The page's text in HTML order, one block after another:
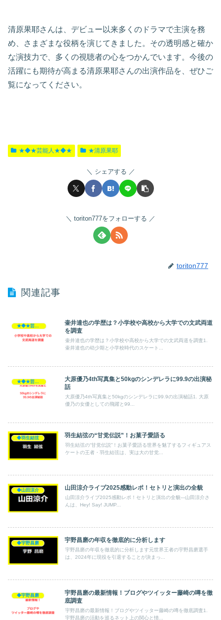
清原果耶さんは、デビュー以来多くのドラマで主演を務
め、さまざまな役柄を演じてきました。その透明感と確か
な演技力で、多くの視聴者の心をつかんでいます。今後の
活躍にも期待が高まる清原果耶さんの出演作品を、ぜひご
覧になってください。
★◆★芸能人★◆★ ★清原果耶
シェアする
toriton777をフォローする
toriton777
関連記事
壷井達也の学歴は？小学校や高校から大学での文武両道
を調査
壷井達也の学歴は？小学校や高校から大学での文武両道を調査1.
壷井達也の幼少期と小学校時代のスケート...
★◆★芸能人★◆★
大原優乃4th写真集と50kgのシンデレラに99.9の出演秘
話
大原優乃4th写真集と50kgのシンデレラに99.9の出演秘話1. 大原
優乃の女優としての飛躍と99...
◆羽生結弦 羽生結弦の“甘党伝説”！お菓子愛語る
羽生結弦の“甘党伝説”！お菓子愛語る世界を魅了するフィギュアス
ケートの王者・羽生結弦は、実は大の甘党...
◆山田涼介 山田涼介ライブ2025感動レポ！セトリと演出の全貌
山田涼介ライブ2025感動レポ！セトリと演出の全貌---山田涼介さ
んは、Hey! Say! JUMP...
◆宇野昌磨 宇野昌磨の年収を徹底的に分析します
宇野昌磨の年収を徹底的に分析します元世界王者の宇野昌磨選手
は、2024年に現役を引退することが決まっ...
◆宇野昌磨
宇野昌磨の最新情報！ブログやツイッター藤崎の噂を徹
底調査
宇野昌磨の最新情報！ブログやツイッター藤崎の噂を徹底調査1.
宇野昌磨の活動を巡るネット上の関心と情...